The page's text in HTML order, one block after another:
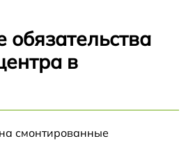
обязательства
в
смонтированные